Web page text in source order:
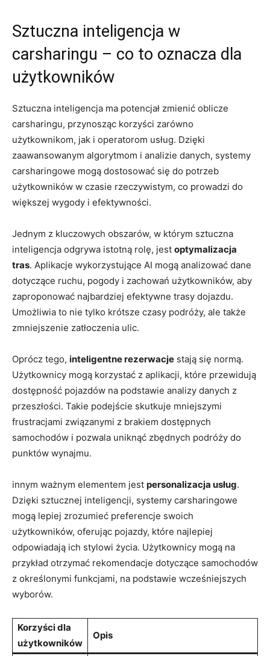
Sztuczna inteligencja w
carsharingu – co to oznacza dla
użytkowników
Sztuczna inteligencja ma potencjał zmienić oblicze
carsharingu, przynosząc korzyści zarówno
użytkownikom, jak i operatorom usług. Dzięki
zaawansowanym algorytmom i analizie danych, systemy
carsharingowe mogą dostosować się do potrzeb
użytkowników w czasie rzeczywistym, co prowadzi do
większej wygody i efektywności.
Jednym z kluczowych obszarów, w którym sztuczna
inteligencja odgrywa istotną rolę, jest optymalizacja
tras. Aplikacje wykorzystujące AI mogą analizować dane
dotyczące ruchu, pogody i zachowań użytkowników, aby
zaproponować najbardziej efektywne trasy dojazdu.
Umożliwia to nie tylko krótsze czasy podróży, ale także
zmniejszenie zatłoczenia ulic.
Oprócz tego, inteligentne rezerwacje stają się normą.
Użytkownicy mogą korzystać z aplikacji, które przewidują
dostępność pojazdów na podstawie analizy danych z
przeszłości. Takie podejście skutkuje mniejszymi
frustracjami związanymi z brakiem dostępnych
samochodów i pozwala uniknąć zbędnych podróży do
punktów wynajmu.
innym ważnym elementem jest personalizacja usług.
Dzięki sztucznej inteligencji, systemy carsharingowe
mogą lepiej zrozumieć preferencje swoich
użytkowników, oferując pojazdy, które najlepiej
odpowiadają ich stylowi życia. Użytkownicy mogą na
przykład otrzymać rekomendacje dotyczące samochodów
z określonymi funkcjami, na podstawie wcześniejszych
wyborów.
Korzyści dla
użytkowników
Opis